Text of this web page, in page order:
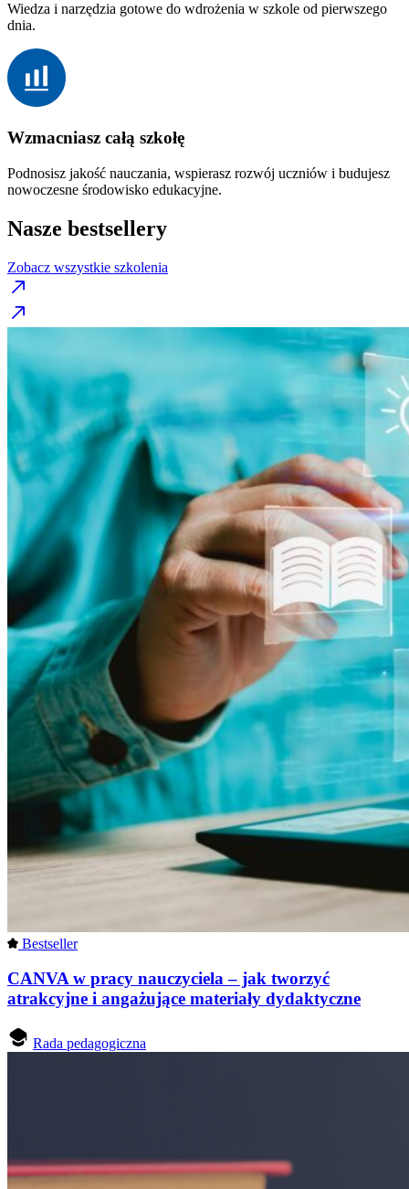
Wiedza i narzędzia gotowe do wdrożenia w szkole od pierwszego
dnia.
Wzmacniasz całą szkołę
Podnosisz jakość nauczania, wspierasz rozwój uczniów i budujesz
nowoczesne środowisko edukacyjne.
Nasze bestsellery
Zobacz wszystkie szkolenia
Bestseller
CANVA w pracy nauczyciela – jak tworzyć
atrakcyjne i angażujące materiały dydaktyczne
Rada pedagogiczna